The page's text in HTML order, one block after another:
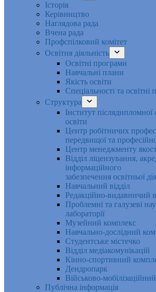
Історія
Керівництво
Наглядова рада
Вчена рада
Профспілковий комітет
Освітня діяльність
Освітні програми
Навчальні плани
Якість освіти
Спеціальності та
Структура
Інститут післядипломної
освіти
Центр робітничих
передвищої та
Центр менеджменту
Відділ ліцензування,
інформаційного
забезпечення освітньої
Навчальний відділ
Редакційно-видавничий
Проблемні та галузеві
лабораторії
Музейний комплекс
Навчально-дослідний
Студентське містечко
Відділ медіакомунікацій
Кінно-спортивний
Дендропарк
Військово-
Публічна інформація